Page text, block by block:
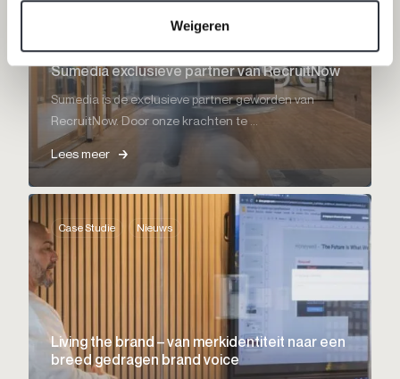
Weigeren
Sumedia exclusieve partner van RecruitNow
Sumedia is de exclusieve partner geworden van
RecruitNow. Door onze krachten te ...
Lees meer
Case Studie Nieuws
Living the brand – van merkidentiteit naar een
breed gedragen brand voice